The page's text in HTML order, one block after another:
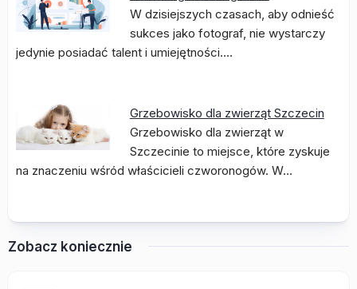
W dzisiejszych czasach, aby odnieść
sukces jako fotograf, nie wystarczy
jedynie posiadać talent i umiejętności.…
Grzebowisko dla zwierząt Szczecin
Grzebowisko dla zwierząt w
Szczecinie to miejsce, które zyskuje
na znaczeniu wśród właścicieli czworonogów. W…
Zobacz koniecznie